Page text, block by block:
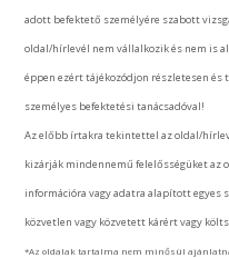
adott befektető személyére szabott
oldal/hírlevél nem vállalkozik és nem is
éppen ezért tájékozódjon részletesen
személyes befektetési tanácsadóval!
Az előbb írtakra tekintettel az oldal/
kizárják mindennemű felelősségüket az
információra vagy adatra alapított
közvetlen vagy közvetett kárért vagy
*Az oldalak tartalma nem minősül